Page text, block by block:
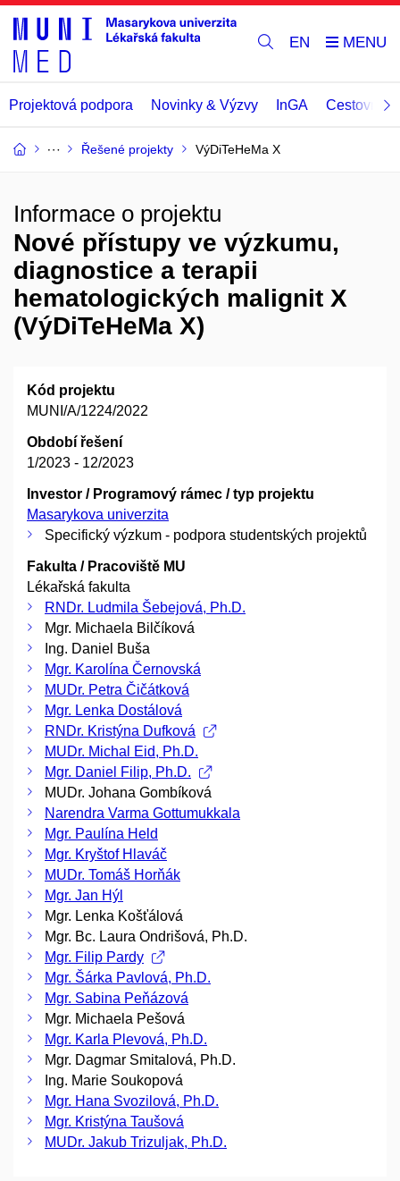
EN
Projektová podpora Novinky & Výzvy InGA Cestovní
Řešené projekty VýDiTeHeMa X
Informace o projektu
Nové přístupy ve výzkumu,
diagnostice a terapii
hematologických malignit X
(VýDiTeHeMa X)
Kód projektu
MUNI/A/1224/2022
Období řešení
1/2023 - 12/2023
Investor / Programový rámec / typ projektu
Masarykova univerzita
Specifický výzkum - podpora studentských projektů
Fakulta / Pracoviště MU
Lékařská fakulta
RNDr. Ludmila Šebejová, Ph.D.
Mgr. Michaela Bilčíková
Ing. Daniel Buša
Mgr. Karolína Černovská
MUDr. Petra Čičátková
Mgr. Lenka Dostálová
RNDr. Kristýna Dufková
MUDr. Michal Eid, Ph.D.
Mgr. Daniel Filip, Ph.D.
MUDr. Johana Gombíková
Narendra Varma Gottumukkala
Mgr. Paulína Held
Mgr. Kryštof Hlaváč
MUDr. Tomáš Horňák
Mgr. Jan Hýl
Mgr. Lenka Košťálová
Mgr. Bc. Laura Ondrišová, Ph.D.
Mgr. Filip Pardy
Mgr. Šárka Pavlová, Ph.D.
Mgr. Sabina Peňázová
Mgr. Michaela Pešová
Mgr. Karla Plevová, Ph.D.
Mgr. Dagmar Smitalová, Ph.D.
Ing. Marie Soukopová
Mgr. Hana Svozilová, Ph.D.
Mgr. Kristýna Taušová
MUDr. Jakub Trizuljak, Ph.D.